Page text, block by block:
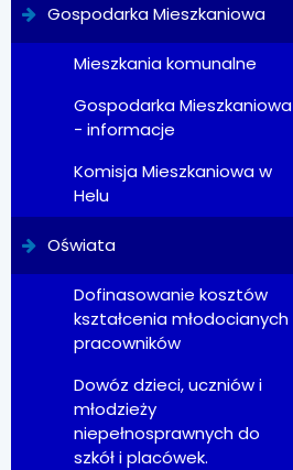
Gospodarka Mieszkaniowa
Mieszkania komunalne
Gospodarka Mieszkaniowa
- informacje
Komisja Mieszkaniowa w
Helu
Oświata
Dofinasowanie kosztów
kształcenia młodocianych
pracowników
Dowóz dzieci, uczniów i
młodzieży
niepełnosprawnych do
szkół i placówek.